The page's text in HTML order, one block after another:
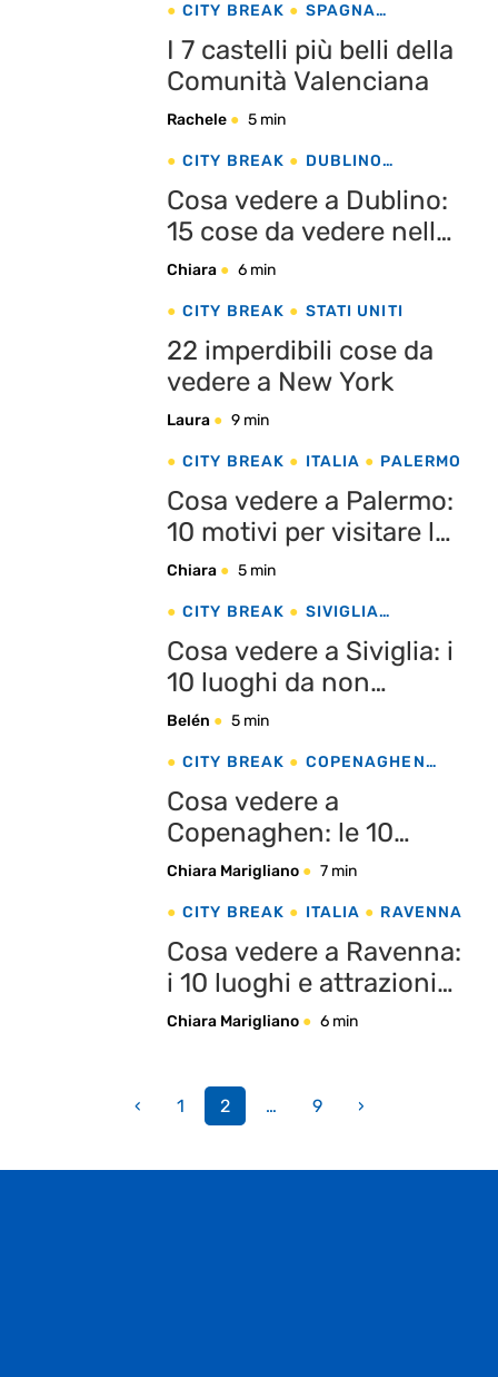
CITY BREAK
SPAGNA
I 7 castelli più belli della
Comunità Valenciana
Rachele 5 min
CITY BREAK
DUBLINO
Cosa vedere a Dublino:
15 cose da vedere nella
capitale irlandese
Chiara 6 min
CITY BREAK STATI UNITI
22 imperdibili cose da
vedere a New York
Laura 9 min
CITY BREAK ITALIA PALERMO
Cosa vedere a Palermo:
10 motivi per visitare la
città
Chiara 5 min
CITY BREAK
SIVIGLIA
Cosa vedere a Siviglia: i
10 luoghi da non
perdere
Belén 5 min
CITY BREAK
COPENAGHEN
Cosa vedere a
Copenaghen: le 10
attrazioni da non
Chiara Marigliano 7 min
CITY BREAK ITALIA RAVENNA
Cosa vedere a Ravenna:
i 10 luoghi e attrazioni
da non perdere
Chiara Marigliano 6 min
‹ 1 2 … 9 ›